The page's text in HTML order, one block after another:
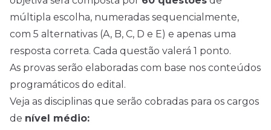
múltipla escolha, numeradas sequencialmente,
com 5 alternativas (A, B, C, D e E) e apenas uma
resposta correta. Cada questão valerá 1 ponto.
As provas serão elaboradas com base nos conteúdos
programáticos do edital.
Veja as disciplinas que serão cobradas para os cargos
de nível médio: